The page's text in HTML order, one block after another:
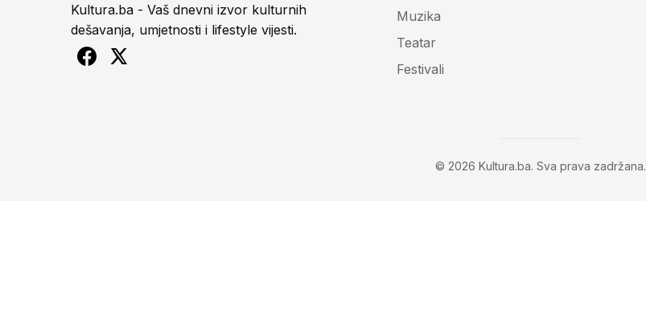
Kultura.ba - Vaš dnevni izvor kulturnih
dešavanja, umjetnosti i lifestyle vijesti.
Muzika
Teatar
Festivali
© 2026 Kultura.ba. Sva prava zadržana.